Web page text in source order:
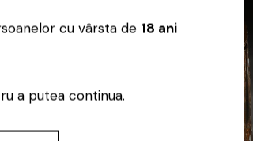
cu vârsta de 18 ani
a putea continua.